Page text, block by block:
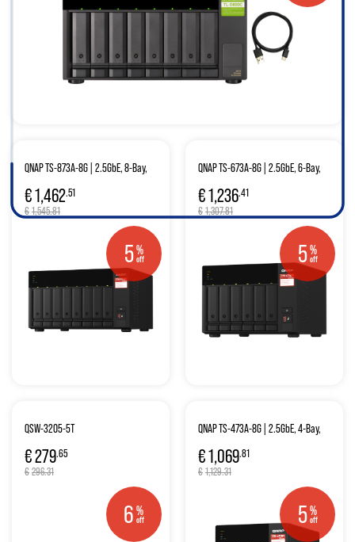
QNAP TS-873A-8G | 2.5GbE, 8-Bay,
PCIe Slots, SMB NAS
5%
off
€1,462.51
€1,545.81
QNAP TS-673A-8G | 2.5GbE, 6-Bay,
PCIe Slots, SMB NAS
5%
off
€1,236.41
€1,307.81
QSW-3205-5T
6 %
off
€279.65
€296.31
QNAP TS-473A-8G | 2.5GbE, 4-Bay,
PCIe Slots, SMB NAS
5%
off
€1,069.81
€1,129.31